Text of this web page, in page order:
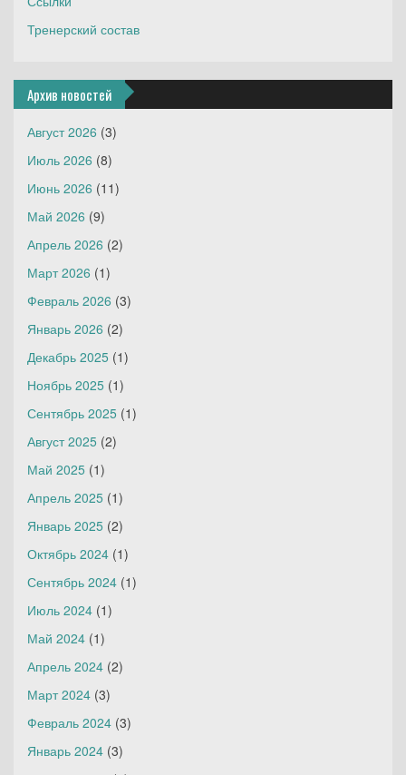
Тренерский состав
Архив новостей
Август 2026 (3)
Июль 2026 (8)
Июнь 2026 (11)
Май 2026 (9)
Апрель 2026 (2)
Март 2026 (1)
Февраль 2026 (3)
Январь 2026 (2)
Декабрь 2025 (1)
Ноябрь 2025 (1)
Сентябрь 2025 (1)
Август 2025 (2)
Май 2025 (1)
Апрель 2025 (1)
Январь 2025 (2)
Октябрь 2024 (1)
Сентябрь 2024 (1)
Июль 2024 (1)
Май 2024 (1)
Апрель 2024 (2)
Март 2024 (3)
Февраль 2024 (3)
Январь 2024 (3)